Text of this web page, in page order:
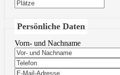
Persönliche Daten
Vorn- und Nachname